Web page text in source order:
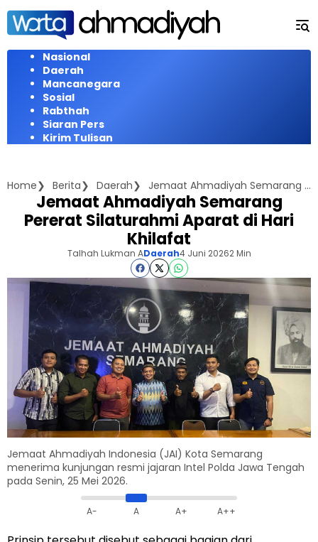
Langsung
konten
Nasional
Daerah
Mancanegara
Sosial
Rabthah
Siaran Pers
Kirim Tulisan
Home Berita Daerah Jemaat Ahmadiyah Semarang Pererat Silaturahmi Aparat di Hari Khilafat
Jemaat Ahmadiyah Semarang
Pererat Silaturahmi Aparat di Hari
Khilafat
Talhah Lukman ADaerah4 Juni 20262 Min
Jemaat Ahmadiyah Indonesia (JAI) Kota Semarang
menerima kunjungan resmi jajaran Intel Polda Jawa Tengah
pada Senin, 25 Mei 2026.
A- A A+ A++